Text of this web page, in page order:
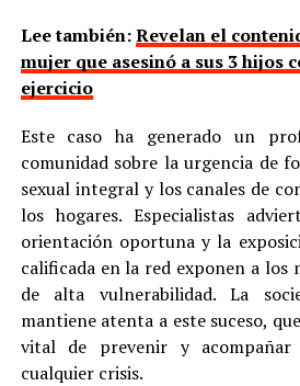
Lee también:Revelan el
mujer que asesinó a sus 3 hijos
ejercicio
Este caso ha generado un
comunidad sobre la urgencia de
sexual integral y los canales de
los hogares. Especialistas
orientación oportuna y la
calificada en la red exponen a los
de alta vulnerabilidad. La
mantiene atenta a este suceso,
vital de prevenir y
cualquier crisis.